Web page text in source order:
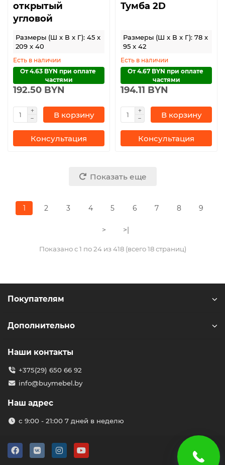
открытый
угловой
Размеры (Ш x В x Г): 45 x
209 x 40
Есть в наличии
От 4.63 BYN при оплате
частями
192.50 BYN
В корзину
Консультация
Тумба 2D
Размеры (Ш x В x Г): 78 x
95 x 42
Есть в наличии
От 4.67 BYN при оплате
частями
194.11 BYN
В корзину
Консультация
Показать еще
1 2 3 4 5 6 7 8 9
> >|
Показано с 1 по 24 из 418 (всего 18 страниц)
Покупателям
Дополнительно
Наши контакты
+375(29) 650 66 92
info@buymebel.by
Наш адрес
с 9:00 - 21:00 7 дней в неделю